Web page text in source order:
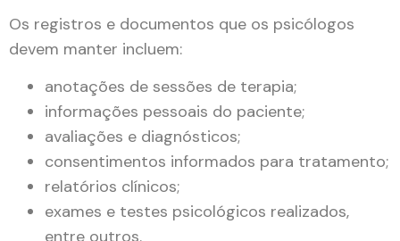
Os registros e documentos que os psicólogos
devem manter incluem:
anotações de sessões de terapia;
informações pessoais do paciente;
avaliações e diagnósticos;
consentimentos informados para tratamento;
relatórios clínicos;
exames e testes psicológicos realizados,